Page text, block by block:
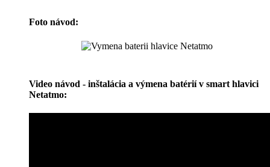
Foto návod:
Video návod - inštalácia a výmena batérií v smart hlavici
Netatmo: